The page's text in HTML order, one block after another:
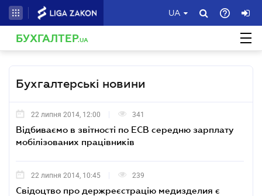
UA
БУХГАЛТЕР.UA
Бухгалтерські новини
22 липня 2014, 12:00 341
Відбиваємо в звітності по ЕСВ середню зарплату
мобілізованих працівників
22 липня 2014, 10:45 239
Свідоцтво про держреєстрацію медизделия є